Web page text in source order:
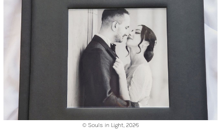
© Souls in Light, 2026